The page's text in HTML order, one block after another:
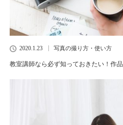
2020.1.23 写真の撮り方・使い方
教室講師なら必ず知っておきたい！作